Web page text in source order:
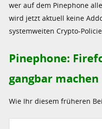
wer auf dem Pinephone
wird jetzt aktuell keine
systemweiten Crypto-
Pinephone:
gangbar machen
Wie Ihr diesem früheren